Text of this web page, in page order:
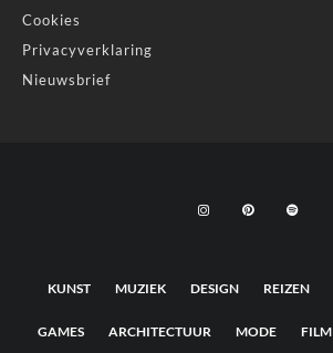
Cookies
Privacyverklaring
Nieuwsbrief
KUNST MUZIEK DESIGN REIZEN
GAMES ARCHITECTUUR MODE FILM